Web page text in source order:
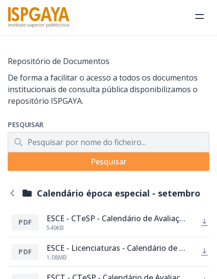
Repositório de Documentos
De forma a facilitar o acesso a todos os documentos
institucionais de consulta pública disponibilizamos o
repositório ISPGAYA.
PESQUISAR
Pesquisar
Calendário época especial - setembro
PDF ESCE - CTeSP - Calendário de Avaliações - Época Especial - setembro - 2024-2025.pdf
549KB
PDF ESCE - Licenciaturas - Calendário de Avaliações - Época Especial - setembro - 2024-2025.pdf
1.08MB